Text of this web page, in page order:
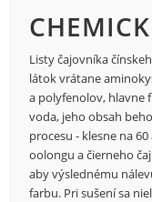
Listy čajovníka
látok vrátane
a polyfenolov, hlavne
voda, jeho obsah
procesu - klesne na
oolongu a čierneho
aby výslednému
farbu. Pri sušení sa